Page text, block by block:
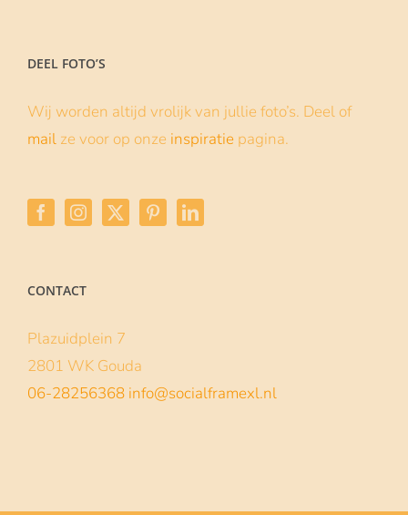
Baby Shower frame
12 november 2021
Een babyshower is altijd een moment om
een op maat gemaakt Social frame cadeau
doen is dan| Lees verder